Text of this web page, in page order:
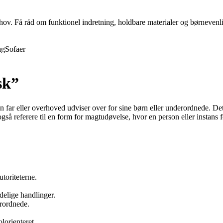
Få råd om funktionel indretning, holdbare materialer og
Sofaer
eller overhoved udviser over for sine børn eller underordnede.
referere til en form for magtudøvelse, hvor en person eller
handlinger.